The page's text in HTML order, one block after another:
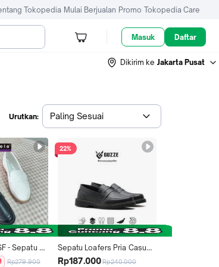
Tokopedia Mulai Berjualan Promo Tokopedia Care
Masuk Daftar
Dikirim ke Jakarta Pusat
Urutkan: Paling Sesuai
- Sepatu
Flat Black
Rp279.900
22%
Sepatu Loafers Pria Casual
Guzze Antonio Slip on
Rp187.000Rp240.000